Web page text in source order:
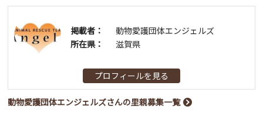
掲載者：
動物愛護団体エンジェルズ
所在県：
滋賀県
プロフィールを見る
動物愛護団体エンジェルズさんの里親募集一覧